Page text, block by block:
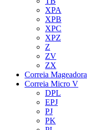
XPA
XPB
XPC
XPZ
Z
ZV
ZX
Correia Mageadora
Correia Micro V
DPL
EPJ
PJ
PK